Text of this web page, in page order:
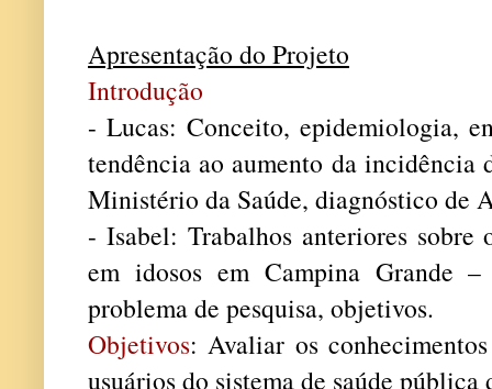
Apresentação do Projeto
Introdução
- Lucas: Conceito, epidemiologia,
tendência ao aumento da incidência
Ministério da Saúde, diagnóstico de
- Isabel: Trabalhos anteriores
em idosos em Campina Grande
problema de pesquisa, objetivos.
Objetivos: Avaliar os
usuários do sistema de saúde pública